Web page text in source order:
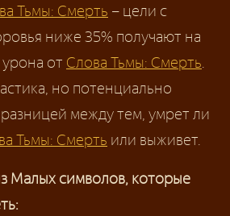
Тьмы: Смерть – цели с
ниже 35% получают на
от Слова Тьмы: Смерть
но потенциально
между тем, умрет ли
Тьмы: Смерть или выживет.
Малых символов, которые